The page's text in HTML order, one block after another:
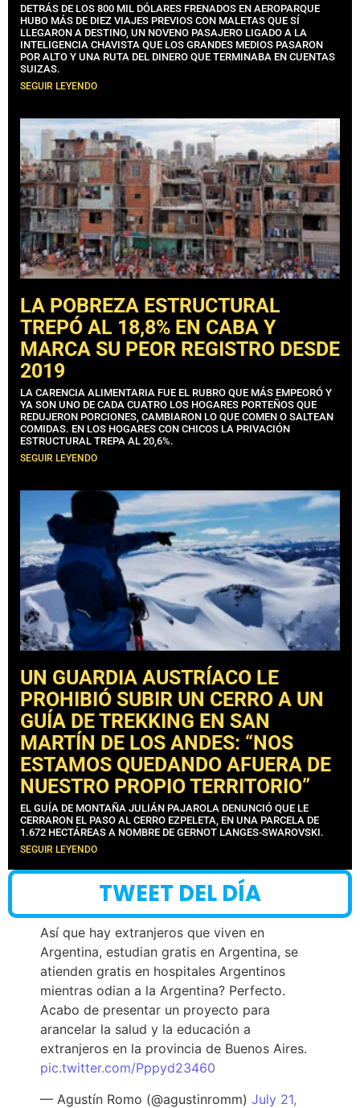
DETRÁS DE LOS 800 MIL DÓLARES FRENADOS EN AEROPARQUE
HUBO MÁS DE DIEZ VIAJES PREVIOS CON MALETAS QUE SÍ
LLEGARON A DESTINO, UN NOVENO PASAJERO LIGADO A LA
INTELIGENCIA CHAVISTA QUE LOS GRANDES MEDIOS PASARON
POR ALTO Y UNA RUTA DEL DINERO QUE TERMINABA EN CUENTAS
SUIZAS.
SEGUIR LEYENDO
LA POBREZA ESTRUCTURAL
TREPÓ AL 18,8% EN CABA Y
MARCA SU PEOR REGISTRO DESDE
2019
LA CARENCIA ALIMENTARIA FUE EL RUBRO QUE MÁS EMPEORÓ Y
YA SON UNO DE CADA CUATRO LOS HOGARES PORTEÑOS QUE
REDUJERON PORCIONES, CAMBIARON LO QUE COMEN O SALTEAN
COMIDAS. EN LOS HOGARES CON CHICOS LA PRIVACIÓN
ESTRUCTURAL TREPA AL 20,6%.
SEGUIR LEYENDO
UN GUARDIA AUSTRÍACO LE
PROHIBIÓ SUBIR UN CERRO A UN
GUÍA DE TREKKING EN SAN
MARTÍN DE LOS ANDES: “NOS
ESTAMOS QUEDANDO AFUERA DE
NUESTRO PROPIO TERRITORIO”
EL GUÍA DE MONTAÑA JULIÁN PAJAROLA DENUNCIÓ QUE LE
CERRARON EL PASO AL CERRO EZPELETA, EN UNA PARCELA DE
1.672 HECTÁREAS A NOMBRE DE GERNOT LANGES-SWAROVSKI.
SEGUIR LEYENDO
TWEET DEL DÍA
Así que hay extranjeros que viven en
Argentina, estudian gratis en Argentina, se
atienden gratis en hospitales Argentinos
mientras odian a la Argentina? Perfecto.
Acabo de presentar un proyecto para
arancelar la salud y la educación a
extranjeros en la provincia de Buenos Aires.
pic.twitter.com/Pppyd23460
— Agustín Romo (@agustinromm) July 21,